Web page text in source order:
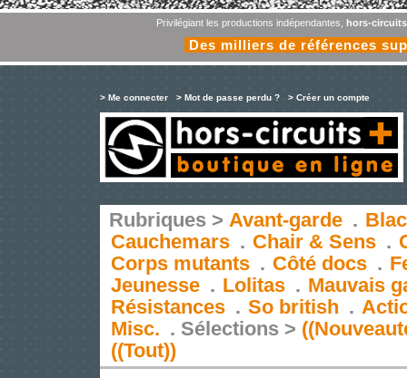
Privilégiant les productions indépendantes, hors-
Des milliers de références
> Me connecter > Mot de passe perdu ? > Créer un compte
Rubriques > Avant-garde .
Cauchemars . Chair & Sens .
Corps mutants . Côté docs .
Jeunesse . Lolitas . Mauvais
Résistances . So british .
Misc. . Sélections >
((Tout))